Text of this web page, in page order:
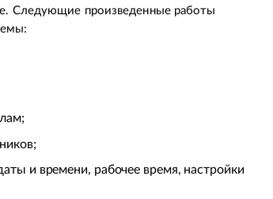
Следующие произведенные работы
и времени, рабочее время, настройки